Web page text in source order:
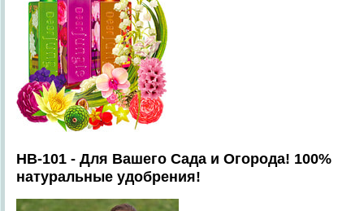
HB-101 - Для Вашего Сада и Огорода! 100%
натуральные удобрения!